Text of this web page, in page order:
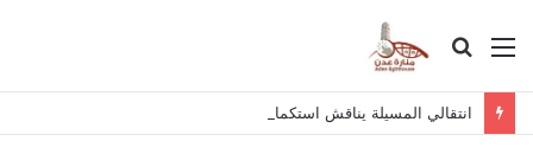
القائمة بحث
انتقالي المسيلة يناقش استكمال برنامج التصعيد الشعبي